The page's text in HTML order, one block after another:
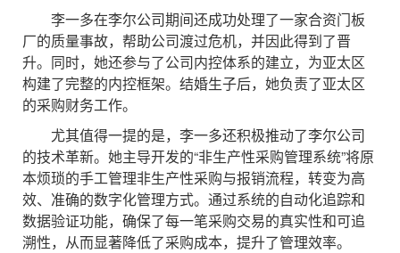
李一多在李尔公司期间还成功处理了一家合资门板
厂的质量事故，帮助公司渡过危机，并因此得到了晋
升。同时，她还参与了公司内控体系的建立，为亚太区
构建了完整的内控框架。结婚生子后，她负责了亚太区
的采购财务工作。
尤其值得一提的是，李一多还积极推动了李尔公司
的技术革新。她主导开发的“非生产性采购管理系统”将原
本烦琐的手工管理非生产性采购与报销流程，转变为高
效、准确的数字化管理方式。通过系统的自动化追踪和
数据验证功能，确保了每一笔采购交易的真实性和可追
溯性，从而显著降低了采购成本，提升了管理效率。